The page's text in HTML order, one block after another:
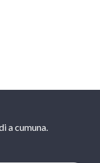
a cumuna.